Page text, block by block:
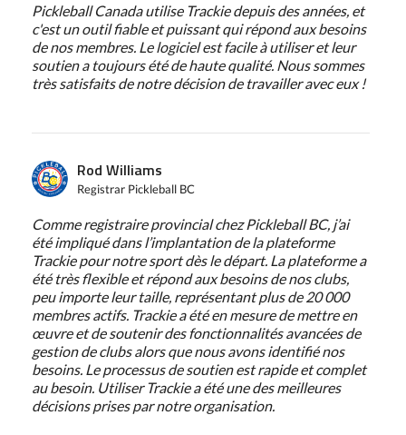
Pickleball Canada utilise Trackie depuis des années, et
c'est un outil fiable et puissant qui répond aux besoins
de nos membres. Le logiciel est facile à utiliser et leur
soutien a toujours été de haute qualité. Nous sommes
très satisfaits de notre décision de travailler avec eux !
Rod Williams
Registrar Pickleball BC
Comme registraire provincial chez Pickleball BC, j’ai
été impliqué dans l’implantation de la plateforme
Trackie pour notre sport dès le départ. La plateforme a
été très flexible et répond aux besoins de nos clubs,
peu importe leur taille, représentant plus de 20 000
membres actifs. Trackie a été en mesure de mettre en
œuvre et de soutenir des fonctionnalités avancées de
gestion de clubs alors que nous avons identifié nos
besoins. Le processus de soutien est rapide et complet
au besoin. Utiliser Trackie a été une des meilleures
décisions prises par notre organisation.